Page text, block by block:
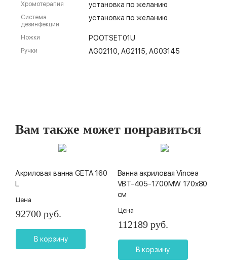
Хромотерапия установка по желанию
Система
дезинфекции
установка по желанию
Ножки POOTSET01U
Ручки AG02110, AG2115, AG03145
Вам также может понравиться
Акриловая ванна GETA 160
L
Цена
92700 руб.
В корзину
Ванна акриловая Vincea
VBT-405-1700MW 170x80
см
Цена
112189 руб.
В корзину